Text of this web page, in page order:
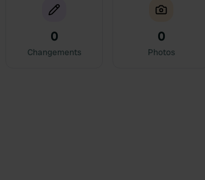
0
Changements
0
Photos